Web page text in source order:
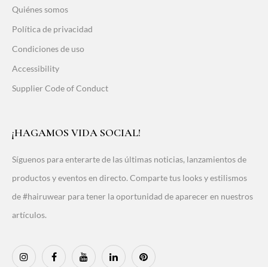
Quiénes somos
Política de privacidad
Condiciones de uso
Accessibility
Supplier Code of Conduct
¡HAGAMOS VIDA SOCIAL!
Síguenos para enterarte de las últimas noticias, lanzamientos de
productos y eventos en directo. Comparte tus looks y estilismos
de #hairuwear para tener la oportunidad de aparecer en nuestros
artículos.